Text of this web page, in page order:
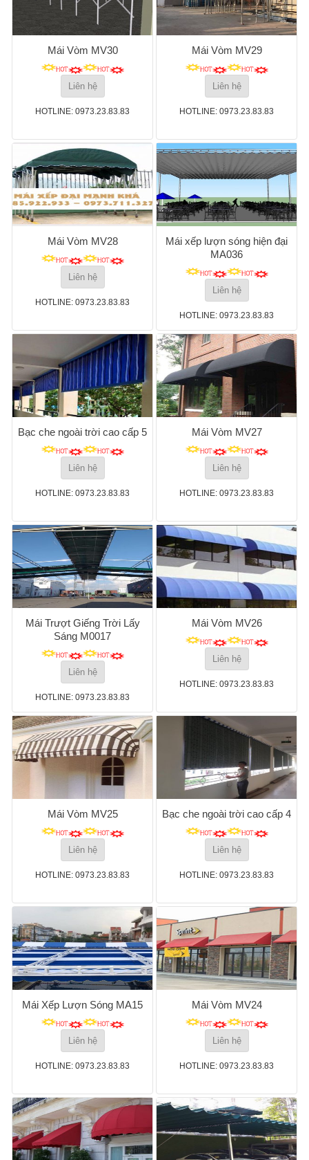
Mái Vòm MV30
Liên hệ
HOTLINE: 0973.23.83.83
Mái Vòm MV29
Liên hệ
HOTLINE: 0973.23.83.83
Mái Vòm MV28
Liên hệ
HOTLINE: 0973.23.83.83
Mái xếp lượn sóng hiện đại
MA036
Liên hệ
HOTLINE: 0973.23.83.83
Bạc che ngoài trời cao cấp 5
Liên hệ
HOTLINE: 0973.23.83.83
Mái Vòm MV27
Liên hệ
HOTLINE: 0973.23.83.83
Mái Trượt Giếng Trời Lấy
Sáng M0017
Liên hệ
HOTLINE: 0973.23.83.83
Mái Vòm MV26
Liên hệ
HOTLINE: 0973.23.83.83
Mái Vòm MV25
Liên hệ
HOTLINE: 0973.23.83.83
Bạc che ngoài trời cao cấp 4
Liên hệ
HOTLINE: 0973.23.83.83
Mái Xếp Lượn Sóng MA15
Liên hệ
HOTLINE: 0973.23.83.83
Mái Vòm MV24
Liên hệ
HOTLINE: 0973.23.83.83